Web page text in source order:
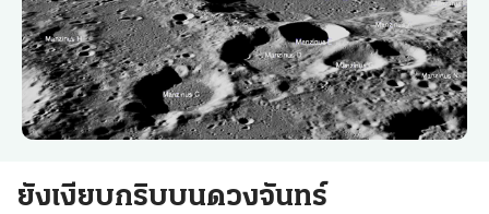
ยังเงียบกริบบนดวงจันทร์